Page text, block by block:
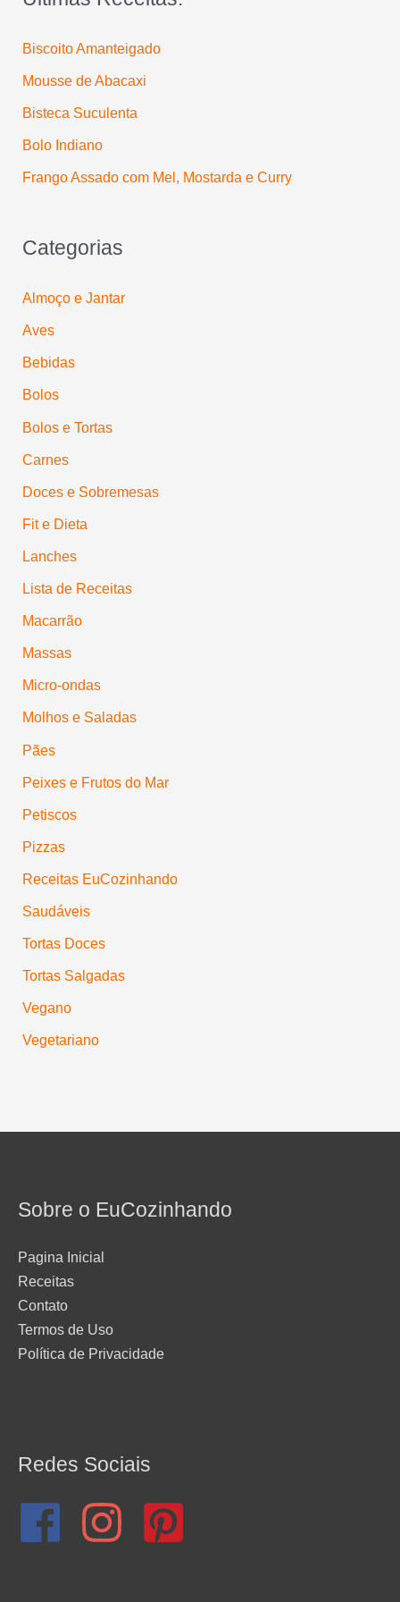
o
r
:
Biscoito Amanteigado
Mousse de Abacaxi
Bisteca Suculenta
Bolo Indiano
Frango Assado com Mel, Mostarda e Curry
Categorias
Almoço e Jantar
Aves
Bebidas
Bolos
Bolos e Tortas
Carnes
Doces e Sobremesas
Fit e Dieta
Lanches
Lista de Receitas
Macarrão
Massas
Micro-ondas
Molhos e Saladas
Pães
Peixes e Frutos do Mar
Petiscos
Pizzas
Receitas EuCozinhando
Saudáveis
Tortas Doces
Tortas Salgadas
Vegano
Vegetariano
Sobre o EuCozinhando
Pagina Inicial
Receitas
Contato
Termos de Uso
Política de Privacidade
Redes Sociais